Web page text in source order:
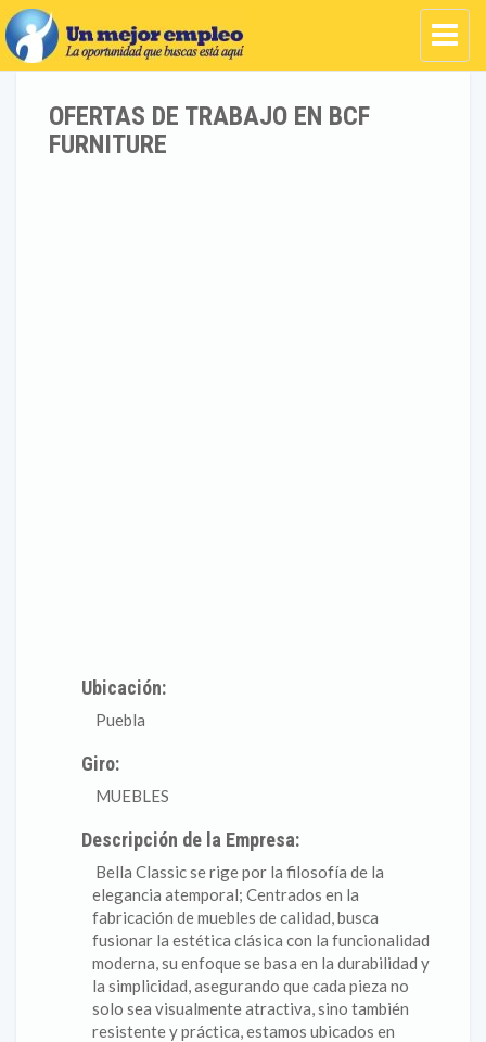
OFERTAS DE TRABAJO EN BCF
FURNITURE
Ubicación:
Puebla
Giro:
MUEBLES
Descripción de la Empresa:
Bella Classic se rige por la filosofía de la
elegancia atemporal; Centrados en la
fabricación de muebles de calidad, busca
fusionar la estética clásica con la funcionalidad
moderna, su enfoque se basa en la durabilidad y
la simplicidad, asegurando que cada pieza no
solo sea visualmente atractiva, sino también
resistente y práctica, estamos ubicados en